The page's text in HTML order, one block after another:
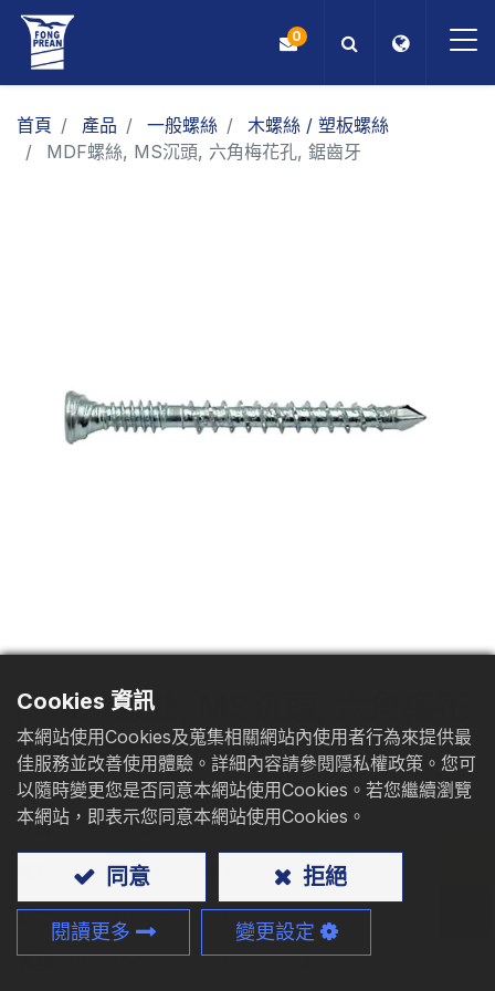
OEM/ODM
關於我們
0
首頁 產品 一般螺絲
木螺絲 / 塑板螺絲
MDF螺絲, MS沉頭, 六角梅花孔, 鋸齒牙
MDF螺絲, MS沉頭, 六角梅花
孔, 鋸齒牙
材質: 碳鋼、不鏽鋼
: 木材、塑合板、刨花板、PVC、MDF
尺寸: M3 - M8、#5 - 5/16
長度:16 - 300mm、5/8" - 11 3/4"
Cookies 資訊
本網站使用Cookies及蒐集相關網站內使用者行為來提供最
佳服務並改善使用體驗。詳細內容請參閱隱私權政策。您可
以隨時變更您是否同意本網站使用Cookies。若您繼續瀏覽
本網站，即表示您同意本網站使用Cookies。
同意 拒絕
閱讀更多 變更設定